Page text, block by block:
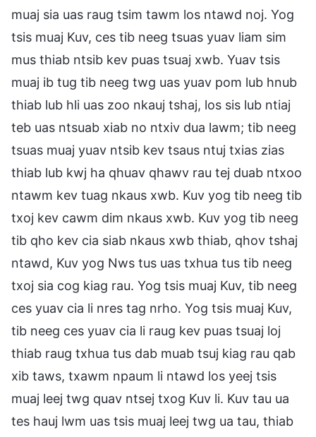
muaj sia uas raug tsim tawm los ntawd noj. Yog
tsis muaj Kuv, ces tib neeg tsuas yuav liam sim
mus thiab ntsib kev puas tsuaj xwb. Yuav tsis
muaj ib tug tib neeg twg uas yuav pom lub hnub
thiab lub hli uas zoo nkauj tshaj, los sis lub ntiaj
teb uas ntsuab xiab no ntxiv dua lawm; tib neeg
tsuas muaj yuav ntsib kev tsaus ntuj txias zias
thiab lub kwj ha qhuav qhawv rau tej duab ntxoo
ntawm kev tuag nkaus xwb. Kuv yog tib neeg tib
txoj kev cawm dim nkaus xwb. Kuv yog tib neeg
tib qho kev cia siab nkaus xwb thiab, qhov tshaj
ntawd, Kuv yog Nws tus uas txhua tus tib neeg
txoj sia cog kiag rau. Yog tsis muaj Kuv, tib neeg
ces yuav cia li nres tag nrho. Yog tsis muaj Kuv,
tib neeg ces yuav cia li raug kev puas tsuaj loj
thiab raug txhua tus dab muab tsuj kiag rau qab
xib taws, txawm npaum li ntawd los yeej tsis
muaj leej twg quav ntsej txog Kuv li. Kuv tau ua
tes hauj lwm uas tsis muaj leej twg ua tau, thiab